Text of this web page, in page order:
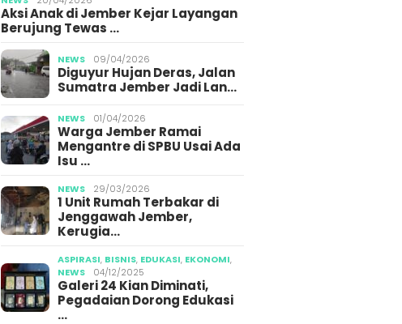
Aksi Anak di Jember Kejar Layangan
Berujung Tewas …
NEWS 09/04/2026
Diguyur Hujan Deras, Jalan
Sumatra Jember Jadi Lan…
NEWS 01/04/2026
Warga Jember Ramai
Mengantre di SPBU Usai Ada
Isu …
NEWS 29/03/2026
1 Unit Rumah Terbakar di
Jenggawah Jember,
Kerugia…
ASPIRASI, BISNIS, EDUKASI, EKONOMI,
NEWS
04/12/2025
Galeri 24 Kian Diminati,
Pegadaian Dorong Edukasi
…